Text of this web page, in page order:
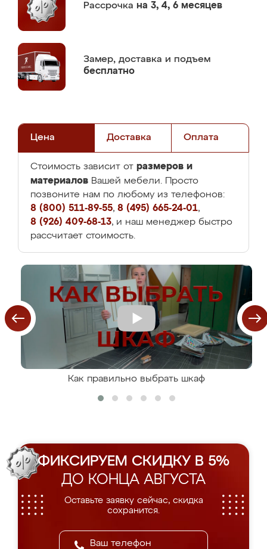
Рассрочка на 3, 4, 6 месяцев
Замер, доставка и подъем
бесплатно
Цена Доставка Оплата
Стоимость зависит от размеров и
материалов Вашей мебели. Просто
позвоните нам по любому из телефонов:
8 (800) 511-89-55, 8 (495) 665-24-01,
8 (926) 409-68-13, и наш менеджер быстро
рассчитает стоимость.
Как правильно выбрать шкаф
ФИКСИРУЕМ СКИДКУ В 5%
ДО КОНЦА АВГУСТА
Оставьте заявку сейчас, скидка
сохранится.